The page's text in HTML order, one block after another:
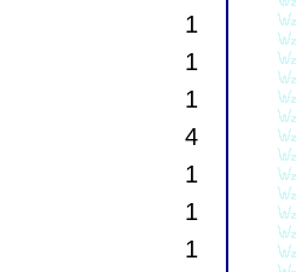
1
1
1
4
1
1
1